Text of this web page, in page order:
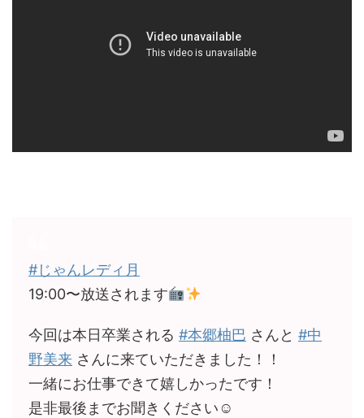
#じゃんレディ月
19:00〜放送されます
今回は本日卒業される #本郷柚巴 さんと #中
野美来 さんに来ていただきました！！
一緒にお仕事できて嬉しかったです！
是非最後までお聞きください☺︎